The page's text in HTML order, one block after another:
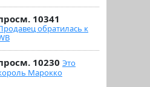
10341
обратилась к
10230 Это
Марокко